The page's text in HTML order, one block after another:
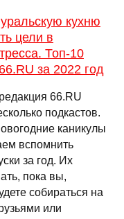
кухню
цели в
Топ-10
за 2022 год
66.RU
подкастов.
каникулы
вспомнить
за год. Их
пока вы,
собираться на
или